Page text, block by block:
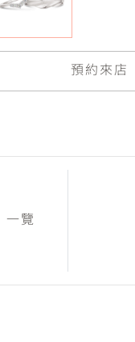
預約來店
一覽